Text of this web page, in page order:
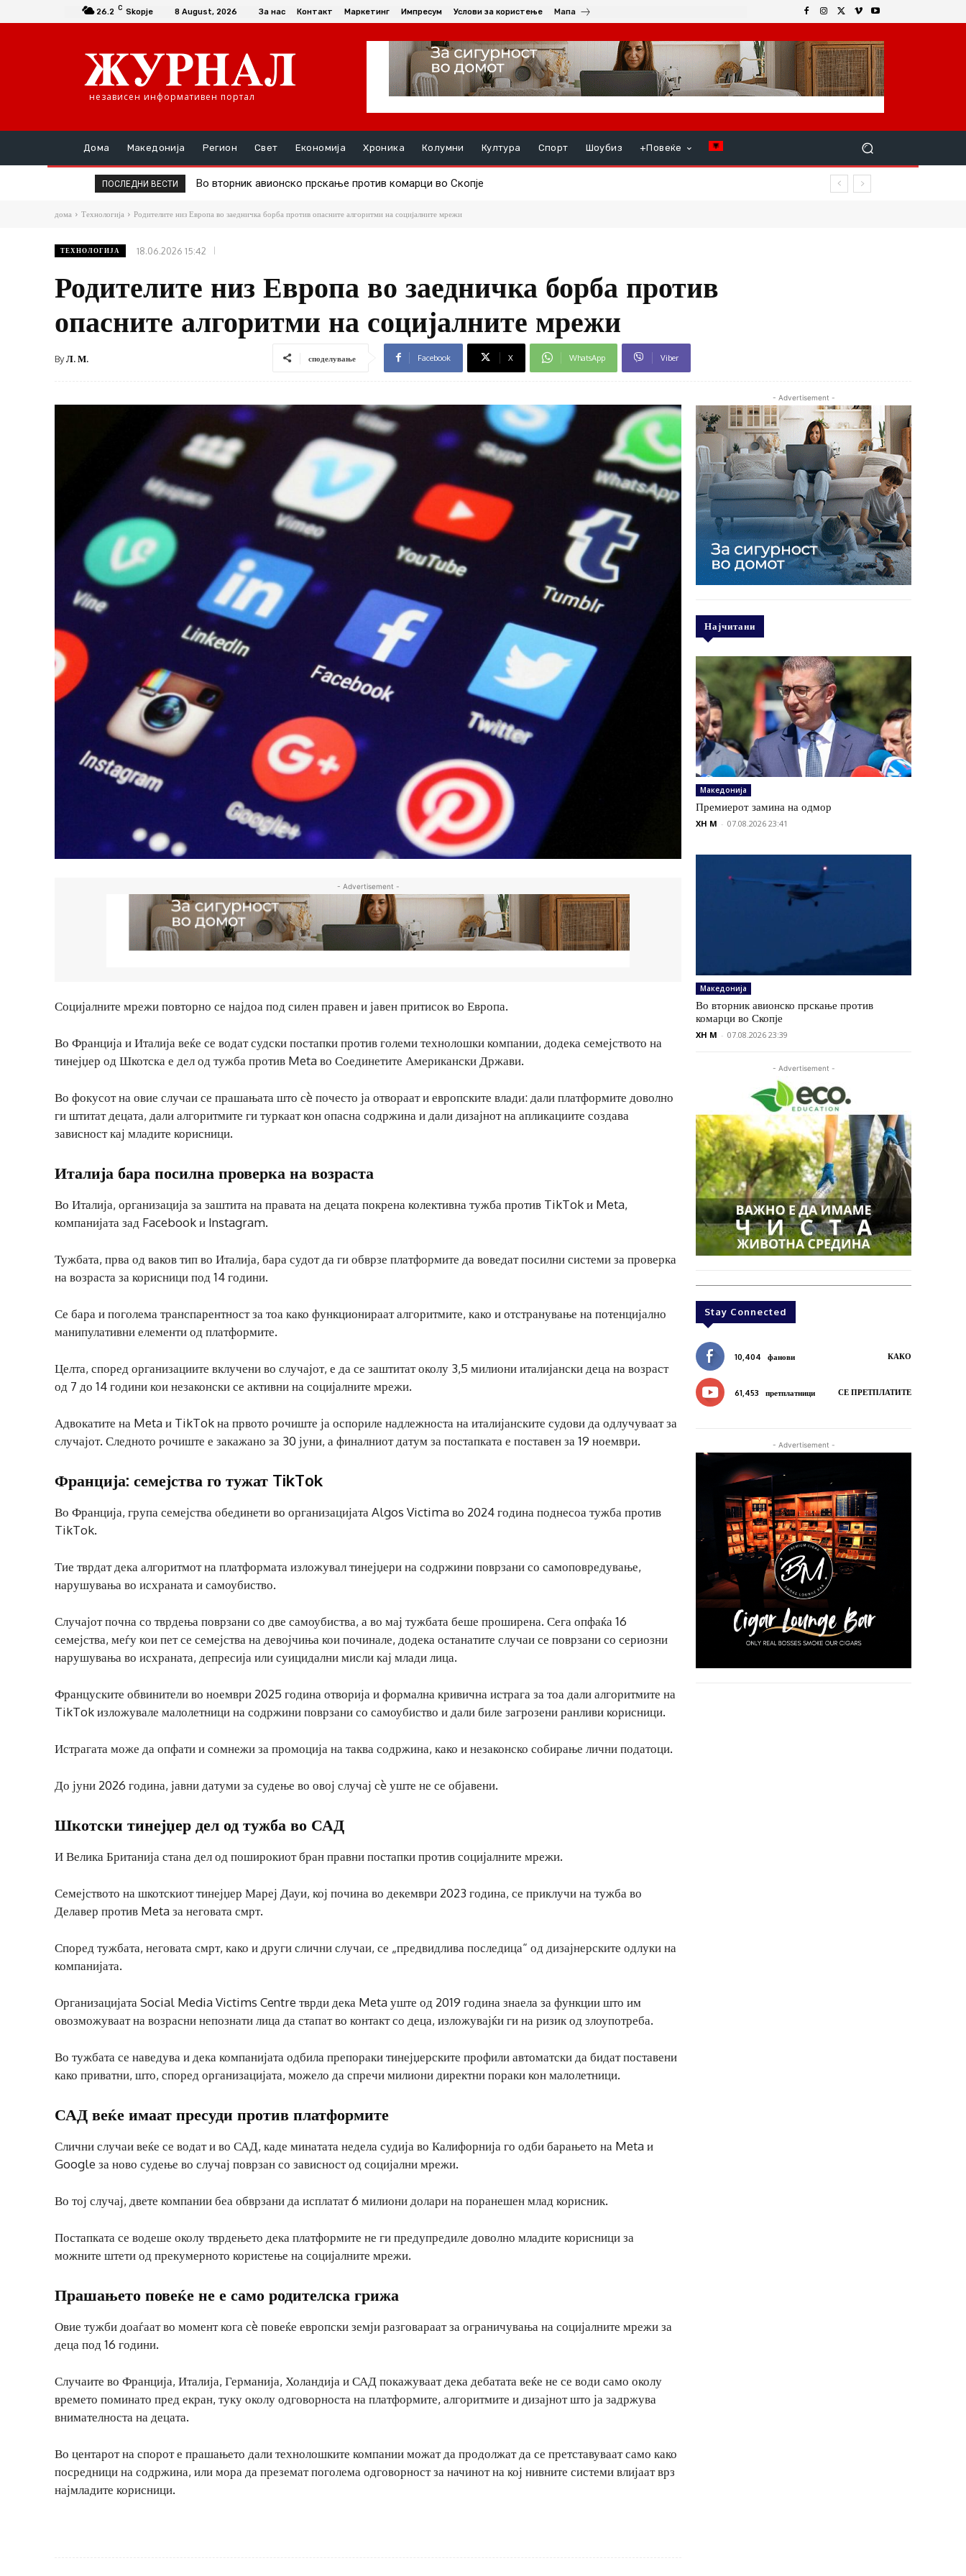
26.2 C Skopje 8 August, 2026 За нас Контакт Маркетинг Импресум Услови за користење Мапа
независен информативен портал
Дома Македонија Регион Свет Економија Хроника Колумни Култура Спорт Шоубиз +Повеќе
ПОСЛЕДНИ ВЕСТИ Во вторник авионско прскање против комарци во Скопје
Д-р Трајановски: По труењата, на ред се хепатитите ако кризата со водата во Гостивар продолжи
дома Технологија Родителите низ Европа во заедничка борба против опасните алгоритми на социјалните мрежи
ТЕХНОЛОГИЈА 18.06.2026 15:42
Родителите низ Европа во заедничка борба против
опасните алгоритми на социјалните мрежи
ByЛ. М. споделување Facebook X WhatsApp Viber
- Advertisement -
Социјалните мрежи повторно се најдоа под силен правен и јавен притисок во Европа.
Во Франција и Италија веќе се водат судски постапки против големи технолошки компании, додека семејството на
тинејџер од Шкотска е дел од тужба против Meta во Соединетите Американски Држави.
Во фокусот на овие случаи се прашањата што сè почесто ја отвораат и европските влади: дали платформите доволно
ги штитат децата, дали алгоритмите ги туркаат кон опасна содржина и дали дизајнот на апликациите создава
зависност кај младите корисници.
Италија бара посилна проверка на возраста
Во Италија, организација за заштита на правата на децата покрена колективна тужба против TikTok и Meta,
компанијата зад Facebook и Instagram.
Тужбата, прва од ваков тип во Италија, бара судот да ги обврзе платформите да воведат посилни системи за проверка
на возраста за корисници под 14 години.
Се бара и поголема транспарентност за тоа како функционираат алгоритмите, како и отстранување на потенцијално
манипулативни елементи од платформите.
Целта, според организациите вклучени во случајот, е да се заштитат околу 3,5 милиони италијански деца на возраст
од 7 до 14 години кои незаконски се активни на социјалните мрежи.
Адвокатите на Meta и TikTok на првото рочиште ја оспориле надлежноста на италијанските судови да одлучуваат за
случајот. Следното рочиште е закажано за 30 јуни, а финалниот датум за постапката е поставен за 19 ноември.
Франција: семејства го тужат TikTok
Во Франција, група семејства обединети во организацијата Algos Victima во 2024 година поднесоа тужба против
TikTok.
Тие тврдат дека алгоритмот на платформата изложувал тинејџери на содржини поврзани со самоповредување,
нарушувања во исхраната и самоубиство.
Случајот почна со тврдења поврзани со две самоубиства, а во мај тужбата беше проширена. Сега опфаќа 16
семејства, меѓу кои пет се семејства на девојчиња кои починале, додека останатите случаи се поврзани со сериозни
нарушувања во исхраната, депресија или суицидални мисли кај млади лица.
Француските обвинители во ноември 2025 година отворија и формална кривична истрага за тоа дали алгоритмите на
TikTok изложувале малолетници на содржини поврзани со самоубиство и дали биле загрозени ранливи корисници.
Истрагата може да опфати и сомнежи за промоција на таква содржина, како и незаконско собирање лични податоци.
До јуни 2026 година, јавни датуми за судење во овој случај сè уште не се објавени.
Шкотски тинејџер дел од тужба во САД
И Велика Британија стана дел од поширокиот бран правни постапки против социјалните мрежи.
Семејството на шкотскиот тинејџер Мареј Дауи, кој почина во декември 2023 година, се приклучи на тужба во
Делавер против Meta за неговата смрт.
Според тужбата, неговата смрт, како и други слични случаи, се „предвидлива последица“ од дизајнерските одлуки на
компанијата.
Организацијата Social Media Victims Centre тврди дека Meta уште од 2019 година знаела за функции што им
овозможуваат на возрасни непознати лица да стапат во контакт со деца, изложувајќи ги на ризик од злоупотреба.
Во тужбата се наведува и дека компанијата одбила препораки тинејџерските профили автоматски да бидат поставени
како приватни, што, според организацијата, можело да спречи милиони директни пораки кон малолетници.
САД веќе имаат пресуди против платформите
Слични случаи веќе се водат и во САД, каде минатата недела судија во Калифорнија го одби барањето на Meta и
Google за ново судење во случај поврзан со зависност од социјални мрежи.
Во тој случај, двете компании беа обврзани да исплатат 6 милиони долари на поранешен млад корисник.
Постапката се водеше околу тврдењето дека платформите не ги предупредиле доволно младите корисници за
можните штети од прекумерното користење на социјалните мрежи.
Прашањето повеќе не е само родителска грижа
Овие тужби доаѓаат во момент кога сè повеќе европски земји разговараат за ограничувања на социјалните мрежи за
деца под 16 години.
Случаите во Франција, Италија, Германија, Холандија и САД покажуваат дека дебатата веќе не се води само околу
времето поминато пред екран, туку околу одговорноста на платформите, алгоритмите и дизајнот што ја задржува
внимателноста на децата.
Во центарот на спорот е прашањето дали технолошките компании можат да продолжат да се претставуваат само како
посредници на содржина, или мора да преземат поголема одговорност за начинот на кој нивните системи влијаат врз
најмладите корисници.
- Advertisement -
Најчитани
Македонија
Премиерот замина на одмор
XH M - 07.08.2026 23:41
Македонија
Во вторник авионско прскање против
комарци во Скопје
XH M - 07.08.2026 23:39
- Advertisement -
Stay Connected
10,404 фанови КАКО
61,453 претплатници СЕ ПРЕТПЛАТИТЕ
- Advertisement -